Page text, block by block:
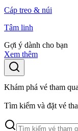
Cáp treo & núi
Tâm linh
Gợi ý dành cho bạn
Xem thêm
Khám phá vé tham
Tìm kiếm và đặt vé